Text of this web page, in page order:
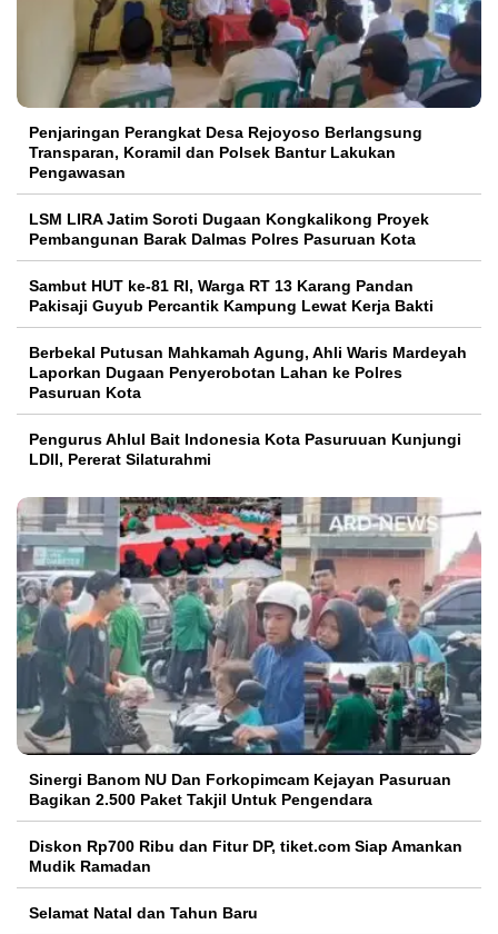
Penjaringan Perangkat Desa Rejoyoso Berlangsung
Transparan, Koramil dan Polsek Bantur Lakukan
Pengawasan
LSM LIRA Jatim Soroti Dugaan Kongkalikong Proyek
Pembangunan Barak Dalmas Polres Pasuruan Kota
Sambut HUT ke-81 RI, Warga RT 13 Karang Pandan
Pakisaji Guyub Percantik Kampung Lewat Kerja Bakti
Berbekal Putusan Mahkamah Agung, Ahli Waris Mardeyah
Laporkan Dugaan Penyerobotan Lahan ke Polres
Pasuruan Kota
Pengurus Ahlul Bait Indonesia Kota Pasuruuan Kunjungi
LDII, Pererat Silaturahmi
Sinergi Banom NU Dan Forkopimcam Kejayan Pasuruan
Bagikan 2.500 Paket Takjil Untuk Pengendara
Diskon Rp700 Ribu dan Fitur DP, tiket.com Siap Amankan
Mudik Ramadan
Selamat Natal dan Tahun Baru